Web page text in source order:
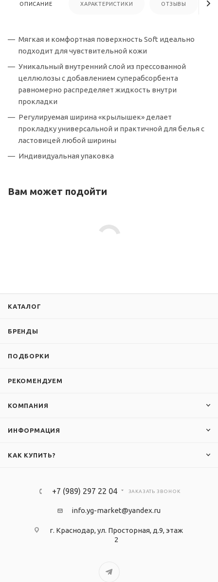
ОПИСАНИЕ ХАРАКТЕРИСТИКИ ОТЗЫВЫ
Мягкая и комфортная поверхность Soft идеально
подходит для чувствительной кожи
Уникальный внутренний слой из прессованной
целлюлозы с добавлением суперабсорбента
равномерно распределяет жидкость внутри
прокладки
Регулируемая ширина «крылышек» делает
прокладку универсальной и практичной для белья с
ластовицей любой ширины
Индивидуальная упаковка
Вам может подойти
КАТАЛОГ
БРЕНДЫ
ПОДБОРКИ
РЕКОМЕНДУЕМ
КОМПАНИЯ
ИНФОРМАЦИЯ
КАК КУПИТЬ?
+7 (989) 297 22 04 ЗАКАЗАТЬ ЗВОНОК
info.yg-market@yandex.ru
г. Краснодар, ул. Просторная, д.9, этаж
2